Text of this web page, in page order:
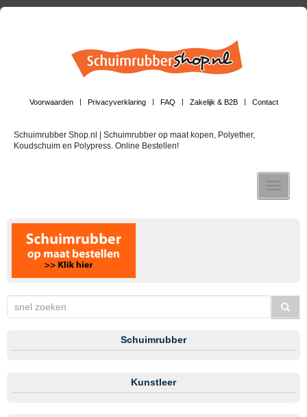
Voorwaarden Privacyverklaring FAQ Zakelijk & B2B Contact
Schuimrubber Shop.nl | Schuimrubber op maat kopen, Polyether,
Koudschuim en Polypress. Online Bestellen!
Toggle
Schuimrubber
Kunstleer